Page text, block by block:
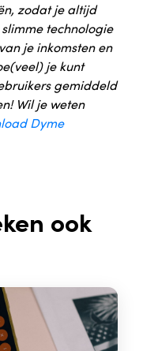
zodat je altijd
technologie
je inkomsten en
je kunt
gemiddeld
Wil je weten
Dyme
ook